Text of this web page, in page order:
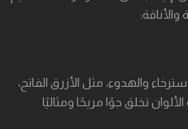
والهدوء، مثل الأزرق الفاتح،
تخلق جوًا مريحًا ومثاليًا